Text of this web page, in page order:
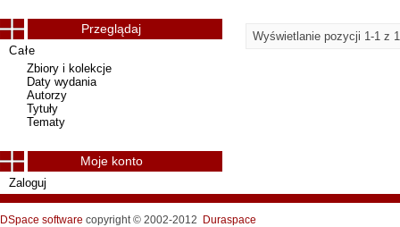
Wyświetlanie pozycji 1-1 z 1
Przeglądaj
Całe
Zbiory i kolekcje
Daty wydania
Autorzy
Tytuły
Tematy
Moje konto
Zaloguj
DSpace software copyright © 2002-2012 Duraspace